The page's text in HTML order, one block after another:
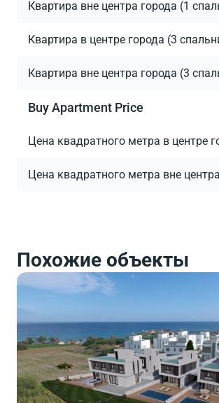
Квартира вне центра города (1
Квартира в центре города (3
Квартира вне центра города (3
Buy Apartment Price
Цена квадратного метра в центре
Цена квадратного метра вне
Похожие объекты